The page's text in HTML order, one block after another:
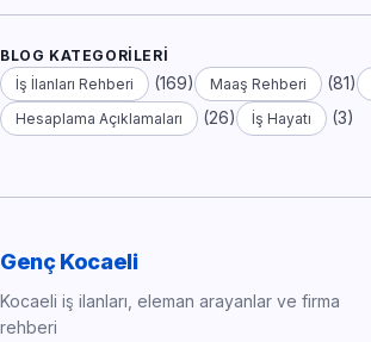
BLOG KATEGORILERI
İş İlanları Rehberi
(169) Maaş Rehberi (81)
Hesaplama Açıklamaları (26) İş Hayatı (3)
Genç Kocaeli
Kocaeli iş ilanları, eleman arayanlar ve firma
rehberi